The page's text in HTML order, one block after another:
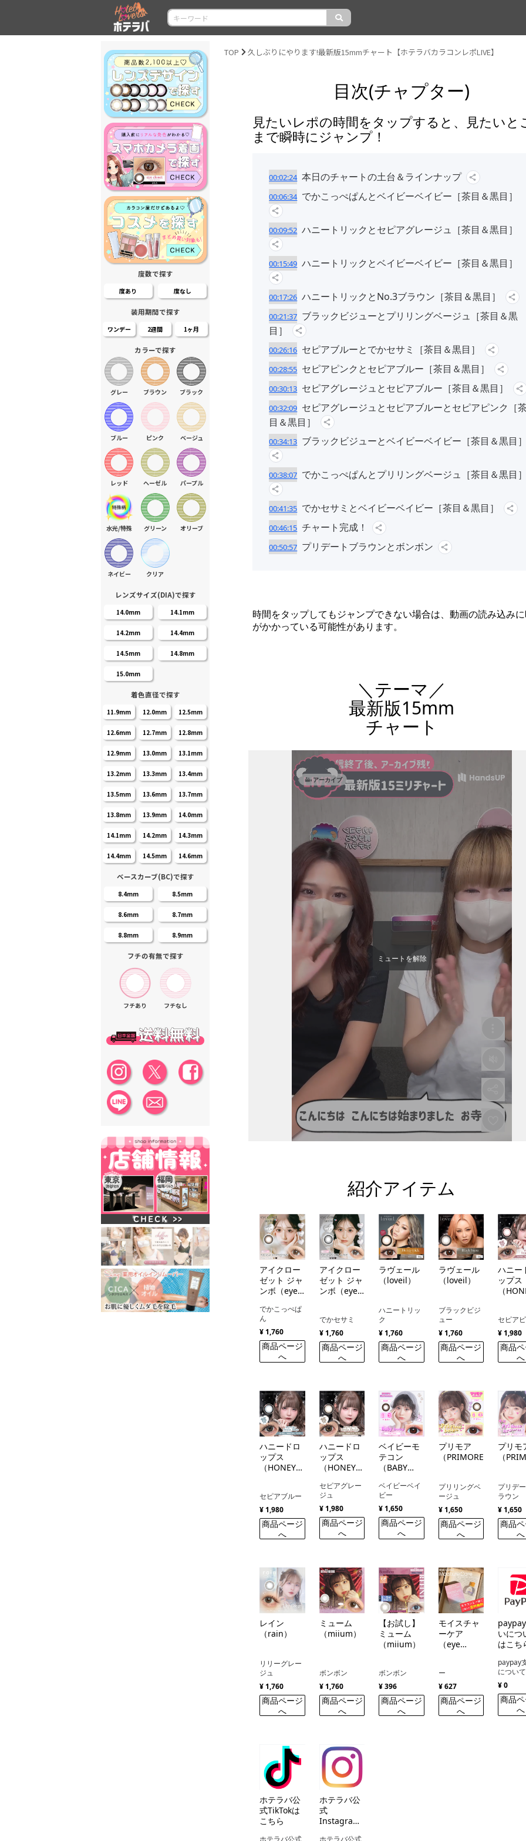
度数で探す
度あり 度なし
装用期間で探す
ワンデー 2週間 1ヶ月
カラーで探す
グレー ブラウン ブラック
ブルー ピンク ベージュ
レッド ヘーゼル パープル
水光/特殊 グリーン オリーブ
ネイビー クリア
レンズサイズ(DIA)で探す
14.0mm 14.1mm
14.2mm 14.4mm
14.5mm 14.8mm
15.0mm
着色直径で探す
11.9mm 12.0mm 12.5mm
12.6mm 12.7mm 12.8mm
12.9mm 13.0mm 13.1mm
13.2mm 13.3mm 13.4mm
13.5mm 13.6mm 13.7mm
13.8mm 13.9mm 14.0mm
14.1mm 14.2mm 14.3mm
14.4mm 14.5mm 14.6mm
ベースカーブ(BC)で探す
8.4mm 8.5mm
8.6mm 8.7mm
8.8mm 8.9mm
フチの有無で探す
フチあり フチなし
TOP 久しぶりにやります!最新版15mmチャート【ホテラバカラコンレポLIVE】
目次(チャプター)
見たいレポの時間をタップすると、見たいと
まで瞬時にジャンプ！
00:02:24 本日のチャートの土台＆ラインナップ
00:06:34 でかこっぺぱんとベイビーベイビー［茶目＆黒目］
00:09:52 ハニートリックとセピアグレージュ［茶目＆黒目］
00:15:49 ハニートリックとベイビーベイビー［茶目＆黒目］
00:17:26 ハニートリックとNo.3ブラウン［茶目＆黒目］
00:21:37 ブラックビジューとプリリングベージュ［茶目＆黒
目］
00:26:16 セピアブルーとでかセサミ［茶目＆黒目］
00:28:55 セピアピンクとセピアブルー［茶目＆黒目］
00:30:13 セピアグレージュとセピアブルー［茶目＆黒目］
00:32:09 セピアグレージュとセピアブルーとセピアピンク［
目＆黒目］
00:34:13 ブラックビジューとベイビーベイビー［茶目＆黒目
00:38:07 でかこっぺぱんとプリリングベージュ［茶目＆黒目
00:41:35 でかセサミとベイビーベイビー［茶目＆黒目］
00:46:15 チャート完成！
00:50:57 プリデートブラウンとボンボン
時間をタップしてもジャンプできない場合は、動画の読み込み
がかかっている可能性があります。
＼テーマ／
最新版15mm
チャート
紹介アイテム
アイクロー
ゼット ジャ
ンボ（eye
jumbo）
でかこっぺぱ
ん
¥ 1,760
商品ページ
へ
アイクロー
ゼット ジャ
ンボ（eye
でかセサミ
¥ 1,760
商品ページ
へ
ラヴェール
（loveil）
ハニートリッ
ク
¥ 1,760
商品ページ
へ
ラヴェール
（loveil）
ブラックビジ
ュー
¥ 1,760
商品ページ
へ
ハニー
ップス
（
セピア
¥ 1,980
商品
へ
ハニードロ
ップス
（HONEY
セピアブルー
¥ 1,980
商品ページ
へ
ハニードロ
ップス
（HONEY
セピアグレー
ジュ
¥ 1,980
商品ページ
へ
ベイビーモ
テコン
（BABY
ベイビーベイ
ビー
¥ 1,650
商品ページ
へ
プリモア
（PRIMORE）
プリリングベ
ージュ
¥ 1,650
商品ページ
へ
プリモ
（
プリデ
ラウン
¥ 1,650
商品
へ
レイン
（rain）
リリーグレー
ジュ
¥ 1,760
商品ページ
へ
ミューム
（miium）
ボンボン
¥ 1,760
商品ページ
へ
【お試し】
ミューム
（miium）
ボンボン
¥ 396
商品ページ
へ
モイスチャ
ーケア
（eye
Care ）
ー
¥ 627
商品ページ
へ
いにつ
はこち
paypay
について
¥ 0
商品
へ
ホテラバ公
式TikTokは
こちら
ホテラバ公
式
Instagram